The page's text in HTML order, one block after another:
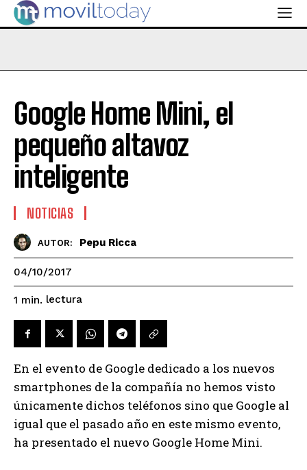
Google Home Mini, el
pequeño altavoz
inteligente
NOTICIAS
AUTOR: Pepu Ricca
04/10/2017
1 min. lectura
En el evento de Google dedicado a los nuevos
smartphones de la compañía no hemos visto
únicamente dichos teléfonos sino que Google al
igual que el pasado año en este mismo evento,
ha presentado el nuevo Google Home Mini.